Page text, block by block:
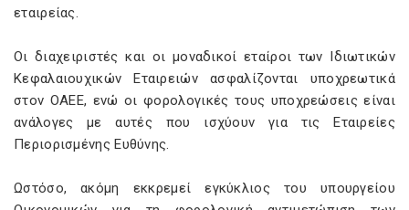
εταιρείας.
Οι διαχειριστές και οι μοναδικοί εταίροι των Ιδιωτικών
Κεφαλαιουχικών Εταιρειών ασφαλίζονται υποχρεωτικά
στον ΟΑΕΕ, ενώ οι φορολογικές τους υποχρεώσεις είναι
ανάλογες με αυτές που ισχύουν για τις Εταιρείες
Περιορισμένης Ευθύνης.
Ωστόσο, ακόμη εκκρεμεί εγκύκλιος του υπουργείου